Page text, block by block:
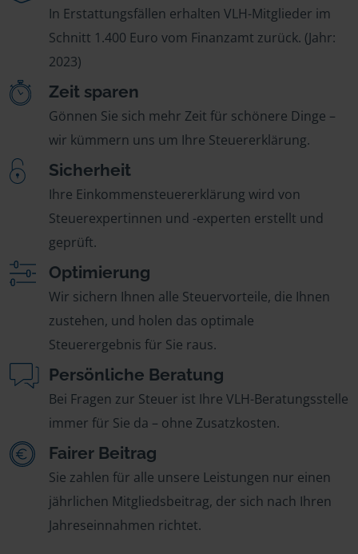
In Erstattungsfällen erhalten VLH-Mitglieder im
Schnitt 1.400 Euro vom Finanzamt zurück. (Jahr:
2023)
Zeit sparen
Gönnen Sie sich mehr Zeit für schönere Dinge –
wir kümmern uns um Ihre Steuererklärung.
Sicherheit
Ihre Einkommensteuererklärung wird von
Steuerexpertinnen und -experten erstellt und
geprüft.
Optimierung
Wir sichern Ihnen alle Steuervorteile, die Ihnen
zustehen, und holen das optimale
Steuerergebnis für Sie raus.
Persönliche Beratung
Bei Fragen zur Steuer ist Ihre VLH-Beratungsstelle
immer für Sie da – ohne Zusatzkosten.
Fairer Beitrag
Sie zahlen für alle unsere Leistungen nur einen
jährlichen Mitgliedsbeitrag, der sich nach Ihren
Jahreseinnahmen richtet.